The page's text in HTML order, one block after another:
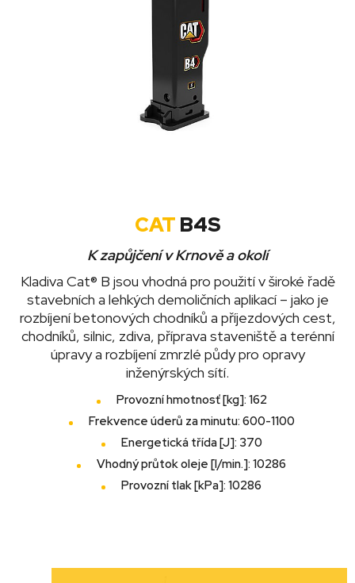
CAT B4S
K zapůjčení v Krnově a okolí
Kladiva Cat® B jsou vhodná pro použití v široké řadě
stavebních a lehkých demoličních aplikací – jako je
rozbíjení betonových chodníků a příjezdových cest,
chodníků, silnic, zdiva, příprava staveniště a terénní
úpravy a rozbíjení zmrzlé půdy pro opravy
inženýrských sítí.
Provozní hmotnosť [kg]: 162
Frekvence úderů za minutu: 600-1100
Energetická třída [J]: 370
Vhodný průtok oleje [l/min.]: 10286
Provozní tlak [kPa]: 10286